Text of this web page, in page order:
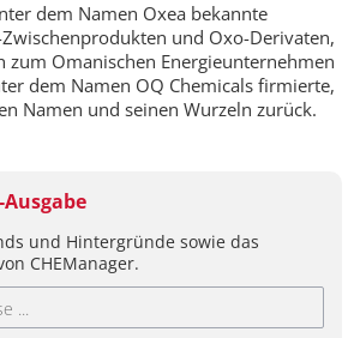
dem Namen Oxea bekannte
und Oxo-Derivaten,
zum Omanischen Energieunternehmen
dem Namen OQ Chemicals firmierte,
Namen und seinen Wurzeln zurück.
und Hintergründe sowie das
CHEManager.